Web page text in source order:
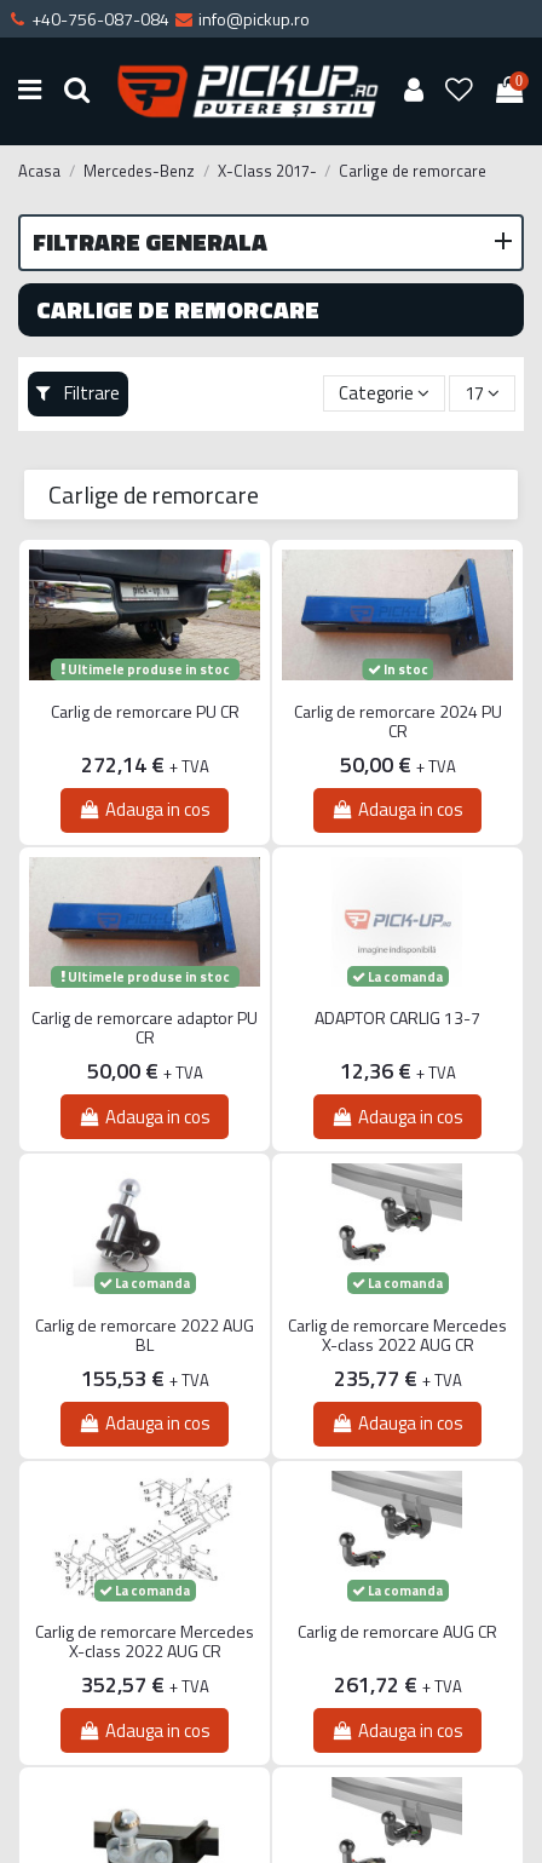
+40-756-087-084 info@pickup.ro
0
Acasa Mercedes-Benz X-Class 2017- Carlige de remorcare
CARLIGE DE REMORCARE
Filtrare Categorie 17
Carlige de remorcare
Ultimele produse in stoc
Carlig de remorcare PU CR
272,14 € + TVA
Adauga in cos
In stoc
Carlig de remorcare 2024 PU
CR
50,00 € + TVA
Adauga in cos
Ultimele produse in stoc
Carlig de remorcare adaptor PU
CR
50,00 € + TVA
Adauga in cos
La comanda
ADAPTOR CARLIG 13-7
12,36 € + TVA
Adauga in cos
La comanda
Carlig de remorcare 2022 AUG
BL
155,53 € + TVA
Adauga in cos
La comanda
Carlig de remorcare Mercedes
X-class 2022 AUG CR
235,77 € + TVA
Adauga in cos
La comanda
Carlig de remorcare Mercedes
X-class 2022 AUG CR
352,57 € + TVA
Adauga in cos
La comanda
Carlig de remorcare AUG CR
261,72 € + TVA
Adauga in cos
FILTRARE GENERALA